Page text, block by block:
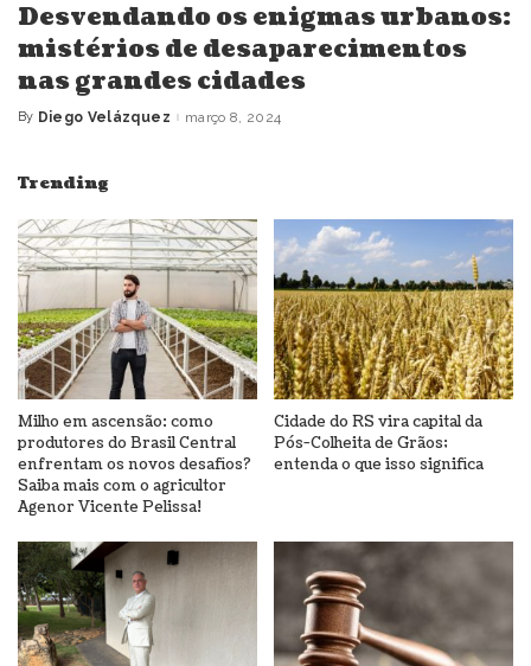
Desvendando os enigmas urbanos:
mistérios de desaparecimentos
nas grandes cidades
Posted
By Diego Velázquez março 8, 2024
Trending
Milho em ascensão: como
produtores do Brasil Central
enfrentam os novos desafios?
Saiba mais com o agricultor
Agenor Vicente Pelissa!
Cidade do RS vira capital da
Pós-Colheita de Grãos;
entenda o que isso significa